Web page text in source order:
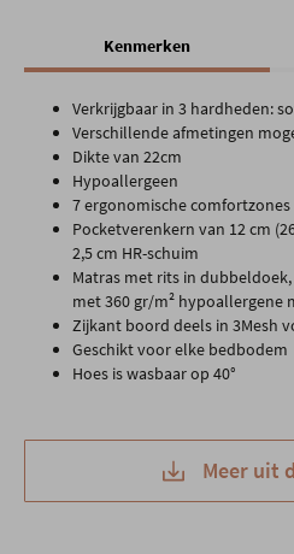
Kenmerken
Verkrijgbaar in 3 hardheden:
Verschillende afmetingen
Dikte van 22cm
Hypoallergeen
7 ergonomische comfortzones
Pocketverenkern van 12 cm
2,5 cm HR-schuim
Matras met rits in
met 360 gr/m² hypoallergene
Zijkant boord deels in 3Mesh
Geschikt voor elke bedbodem
Hoes is wasbaar op 40°
Meer uit